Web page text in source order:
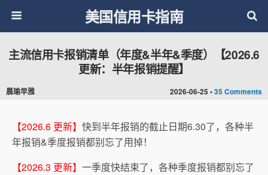
美国信用卡指南
2026-06-25 •35 Comments
主流信用卡报销清单（年度&半年&季度）【2026.6
更新：半年报销提醒】
晨瑜早雅
【2026.6 更新】 快到半年报销的截止日期6.30了，各种半
年报销&季度报销都别忘了用掉！
【2026.3 更新】 一季度快结束了，各种季度报销都别忘了